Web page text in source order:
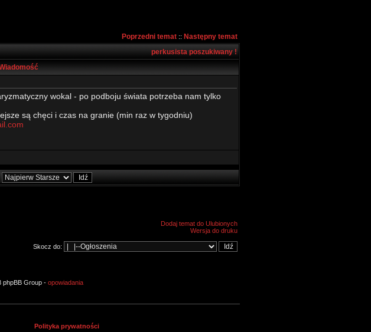
Poprzedni temat :: Następny temat
perkusista poszukiwany !
wokal - po podboju świata potrzeba nam tylko
są chęci i czas na granie (min raz w tygodniu)
Dodaj temat do Ulubionych
Wersja do druku
Skocz do:
Group - opowiadania
Polityka prywatności